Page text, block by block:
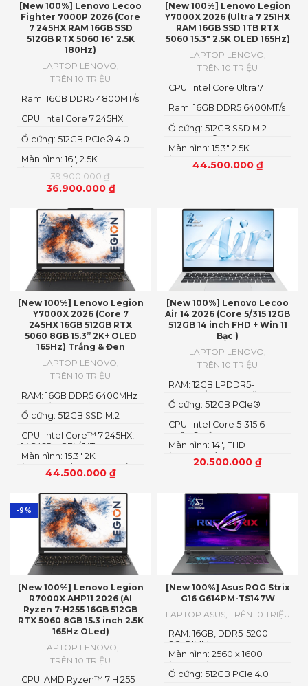
[New 100%] Lenovo Lecoo
Fighter 7000P 2026 (Core
7 245HX RAM 16GB SSD
512GB RTX 5060 16″ 2.5K
180Hz)
LAPTOP LENOVO,
TRÊN 10 TRIỆU
39.900.000₫
36.900.000 ₫
Màn hình: 16″, 2.5K
(2560x1600) IPS, LED
Ổ cứng: 512GB PCIe® 4.0
CPU: Intel Core 7 245HX
Ram: 16GB DDR5 4800MT/s
[New 100%] Lenovo Legion
Y7000X 2026 (Ultra 7 251HX
RAM 16GB SSD 1TB RTX
5060 15.3″ 2.5K OLED 165Hz)
LAPTOP LENOVO,
TRÊN 10 TRIỆU
44.500.000 ₫
Màn hình: 15.3" 2.5K
(2560x1600) OLED
Ổ cứng: 512GB SSD M.2
2242 PCIe® 4.0×4 NVMe
Ram: 16GB DDR5 6400MT/s
CPU: Intel Core Ultra 7
[New 100%] Lenovo Legion
Y7000X 2026 (Core 7
245HX 16GB 512GB RTX
5060 8GB 15.3” 2K+ OLED
165Hz) Trắng & Đen
LAPTOP LENOVO,
TRÊN 10 TRIỆU
44.500.000 ₫
Màn hình: 15.3″ 2K+
(2560×1600) OLED 1100nits
(peak) / 500nits (typical)
G-SYNC®, DisplayHDR™
True Black 1000
CPU: Intel Core™ 7 245HX,
14C (6P + 8E) / 14T
Ổ cứng: 512GB SSD M.2
2242 PCIe® 4.0×4 NVMe
RAM: 16GB DDR5 6400MHz
(có thể nâng cấp)
[New 100%] Lenovo Lecoo
Air 14 2026 (Core 5/315 12GB
512GB 14 inch FHD + Win 11
Bạc )
LAPTOP LENOVO,
TRÊN 10 TRIỆU
20.500.000 ₫
Màn hình: 14″, FHD
(1920x1200) IPS, 16:10
CPU: Intel Core 5-315 6
nhân 6 luồng
Ổ cứng: 512GB PCIe®
RAM: 12GB LPDDR5-
5600MT/s (Không hỗ trợ
nâng cấp)
-9%
[New 100%] Lenovo Legion
R7000X AHP11 2026 (AI
Ryzen 7-H255 16GB 512GB
RTX 5060 8GB 15.3 inch 2.5K
165Hz OLed)
LAPTOP LENOVO,
TRÊN 10 TRIỆU
CPU: AMD Ryzen™ 7 H 255
[New 100%] Asus ROG Strix
G16 G614PM-TS147W
LAPTOP ASUS, TRÊN 10 TRIỆU
Ổ cứng: 512GB PCIe 4.0
Màn hình: 2560 x 1600
(WQXGA)
RAM: 16GB, DDR5-5200
SO-DIMM